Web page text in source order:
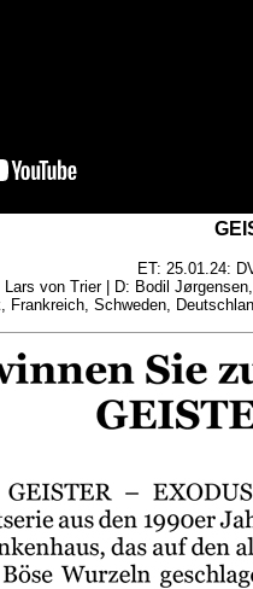
ET: 25.01.24:
Lars von Trier | D: Bodil
Frankreich, Schweden,